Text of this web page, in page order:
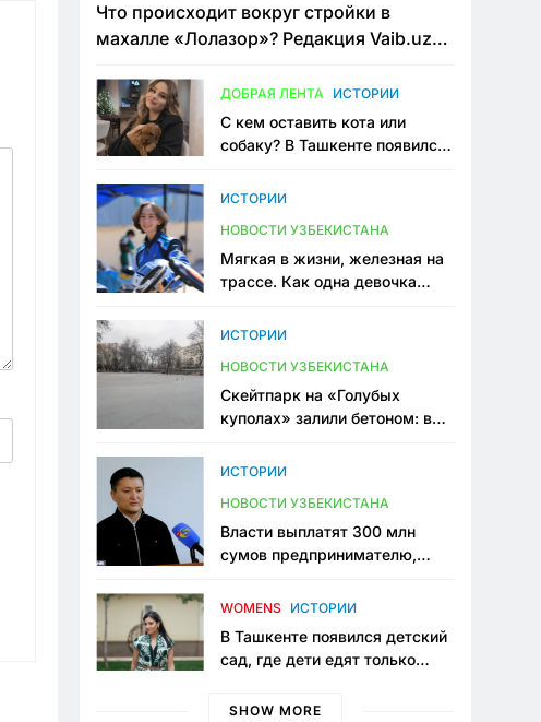
Что происходит вокруг стройки в
махалле «Лолазор»? Редакция Vaib.uz
конфликта
ДОБРАЯ ЛЕНТА ИСТОРИИ
С кем оставить кота или
собаку? В Ташкенте появился
ИСТОРИИ
НОВОСТИ УЗБЕКИСТАНА
Мягкая в жизни, железная на
трассе. Как одна девочка
Узбекистане
ИСТОРИИ
НОВОСТИ УЗБЕКИСТАНА
Скейтпарк на «Голубых
куполах» залили бетоном: в
одно общественное
ИСТОРИИ
НОВОСТИ УЗБЕКИСТАНА
Власти выплатят 300 млн
сумов предпринимателю,
тюрьме по незаконному
WOMENS ИСТОРИИ
В Ташкенте появился детский
сад, где дети едят только
мама, которая устала просить
SHOW MORE